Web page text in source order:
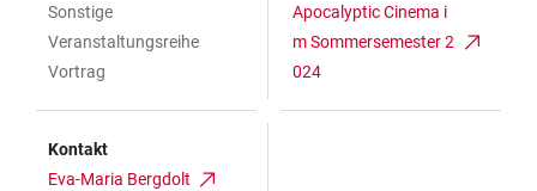
Sonstige
Veranstaltungsreihe
Vortrag
Apocalyptic Cinema i
m Sommersemester 2
024
Kontakt
Eva-Maria Bergdolt